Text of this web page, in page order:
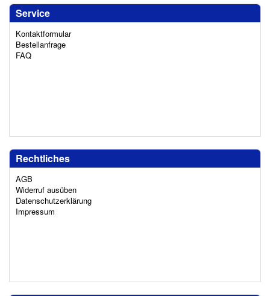
Service
Kontaktformular
Bestellanfrage
FAQ
Rechtliches
AGB
Widerruf ausüben
Datenschutzerklärung
Impressum